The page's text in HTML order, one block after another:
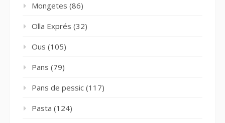
Mongetes (86)
Olla Exprés (32)
Ous (105)
Pans (79)
Pans de pessic (117)
Pasta (124)